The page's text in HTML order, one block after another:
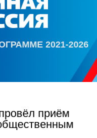
2021-2026
приём